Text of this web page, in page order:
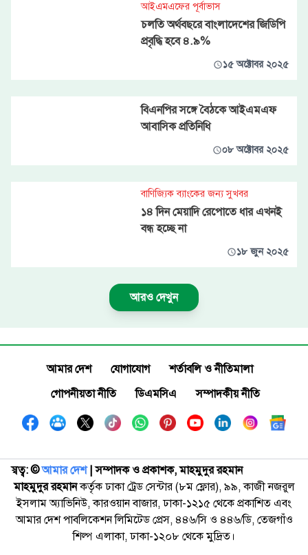
আইএমএফের পূর্বাভাস
চলতি অর্থবছরে বাংলাদেশের জিডিপি
প্রবৃদ্ধি হবে ৪.৯%
১৫ অক্টোবর ২০২৫
বিএনপির সঙ্গে বৈঠকে আইএমএফ
আবাসিক প্রতিনিধি
০৮ অক্টোবর ২০২৫
বাণিজ্যিক ব্যাংকের জন্য সুখবর
১৪ দিন মেয়াদি রেপোতে ধার এখনই
বন্ধ হচ্ছে না
১৮ জুন ২০২৫
আরও দেখুন
আমার দেশ যোগাযোগ
শর্তাবলি ও নীতিমালা
গোপনীয়তা নীতি
ডিএমসিএ সম্পাদকীয় নীতি
স্বত্ব: ©️আমার দেশ| সম্পাদক ও প্রকাশক, মাহমুদুর রহমান
মাহমুদুর রহমানকর্তৃক ঢাকা ট্রেড সেন্টার (৮ম ফ্লোর), ৯৯, কাজী নজরুল
ইসলাম অ্যাভিনিউ, কারওয়ান বাজার, ঢাকা-১২১৫ থেকে প্রকাশিত এবং
আমার দেশ পাবলিকেশন লিমিটেড প্রেস, ৪৪৬/সি ও ৪৪৬/ডি, তেজগাঁও
শিল্প এলাকা, ঢাকা-১২০৮ থেকে মুদ্রিত।